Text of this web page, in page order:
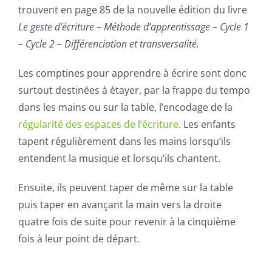
trouvent en page 85 de la nouvelle édition du livre
Le geste d’écriture– Méthode d’apprentissage – Cycle 1
– Cycle 2 – Différenciation et transversalité.
Les comptines pour apprendre à écrire sont donc
surtout destinées à étayer, par la frappe du tempo
dans les mains ou sur la table, l’encodage de la
régularité des espaces de l’écriture. Les enfants
tapent régulièrement dans les mains lorsqu’ils
entendent la musique et lorsqu’ils chantent.
Ensuite, ils peuvent taper de même sur la table
puis taper en avançant la main vers la droite
quatre fois de suite pour revenir à la cinquième
fois à leur point de départ.